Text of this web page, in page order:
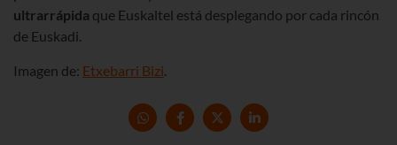
ultrarrápida que Euskaltel está desplegando por cada rincón
de Euskadi.
Imagen de: Etxebarri Bizi.